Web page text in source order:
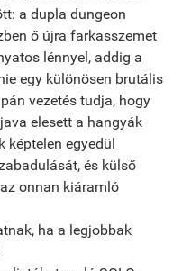
a dupla dungeon
ő újra farkasszemet
lénnyel, addig a
egy különösen brutális
vezetés tudja, hogy
elesett a hangyák
képtelen egyedül
és külső
onnan kiáramló
ha a legjobbak